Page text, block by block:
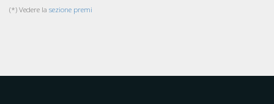
(*) Vedere la sezione premi